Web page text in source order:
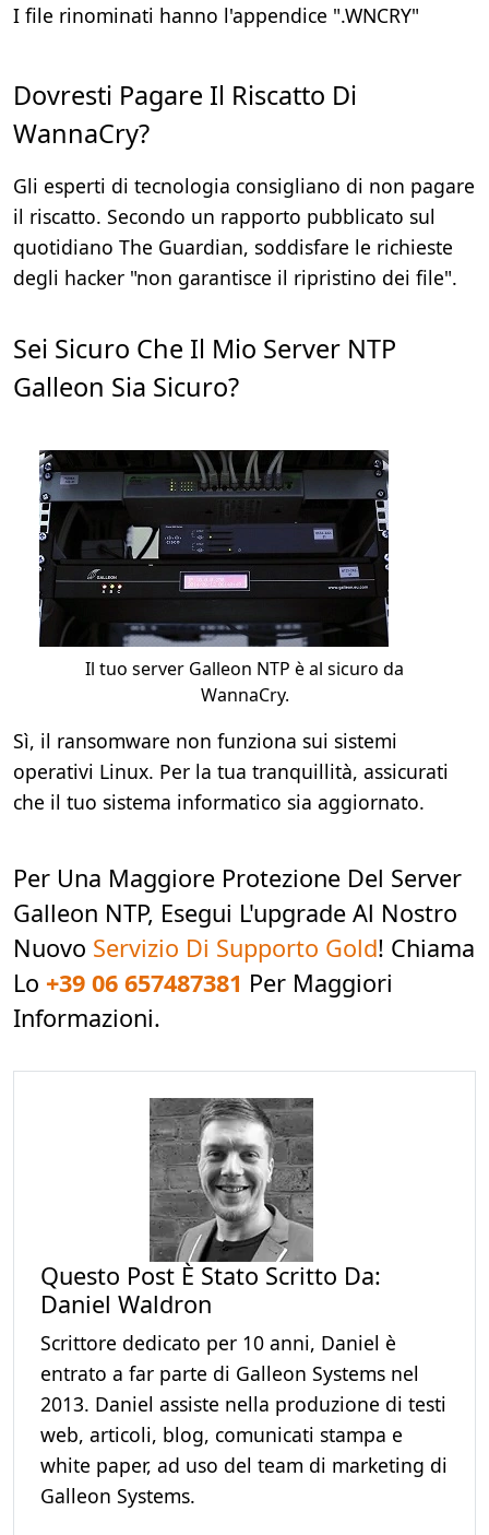
I file rinominati hanno l'appendice ".WNCRY"
Dovresti Pagare Il Riscatto Di
WannaCry?
Gli esperti di tecnologia consigliano di non pagare
il riscatto. Secondo un rapporto pubblicato sul
quotidiano The Guardian, soddisfare le richieste
degli hacker "non garantisce il ripristino dei file".
Sei Sicuro Che Il Mio Server NTP
Galleon Sia Sicuro?
Il tuo server Galleon NTP è al sicuro da
WannaCry.
Sì, il ransomware non funziona sui sistemi
operativi Linux. Per la tua tranquillità, assicurati
che il tuo sistema informatico sia aggiornato.
Per Una Maggiore Protezione Del Server
Galleon NTP, Esegui L'upgrade Al Nostro
Nuovo Servizio Di Supporto Gold! Chiama
Lo +39 06 657487381 Per Maggiori
Informazioni.
Questo Post È Stato Scritto Da:
Daniel Waldron
Scrittore dedicato per 10 anni, Daniel è
entrato a far parte di Galleon Systems nel
2013. Daniel assiste nella produzione di testi
web, articoli, blog, comunicati stampa e
white paper, ad uso del team di marketing di
Galleon Systems.